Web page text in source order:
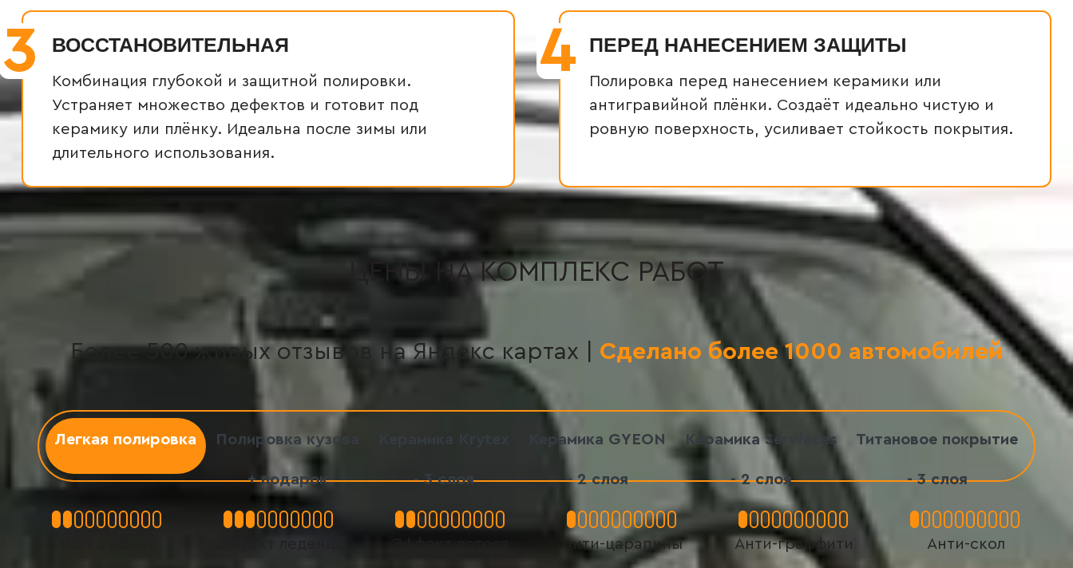
3 ВОССТАНОВИТЕЛЬНАЯ
Комбинация глубокой и защитной полировки.
Устраняет множество дефектов и готовит под
керамику или плёнку. Идеальна после зимы или
длительного использования.
4 ПЕРЕД НАНЕСЕНИЕМ ЗАЩИТЫ
Полировка перед нанесением керамики или
антигравийной плёнки. Создаёт идеально чистую и
ровную поверхность, усиливает стойкость покрытия.
ЦЕНЫ НА КОМПЛЕКС РАБОТ
Более 500 живых отзывов на Яндекс картах | Сделано более 1000 автомобилей
Легкая полировка
+ подарок
Полировка кузова
+ подарок - 3 слоя
Керамика GYEON
- 2 слоя
Керамика Servfaces
- 2 слоя
Титановое покрытие
- 3 слоя
Анти-царапины Анти-граффити Анти-скол